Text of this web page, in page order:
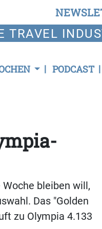
TRAVEL
PODCAST
bleiben will,
Das "Golden
zu Olympia 4.133